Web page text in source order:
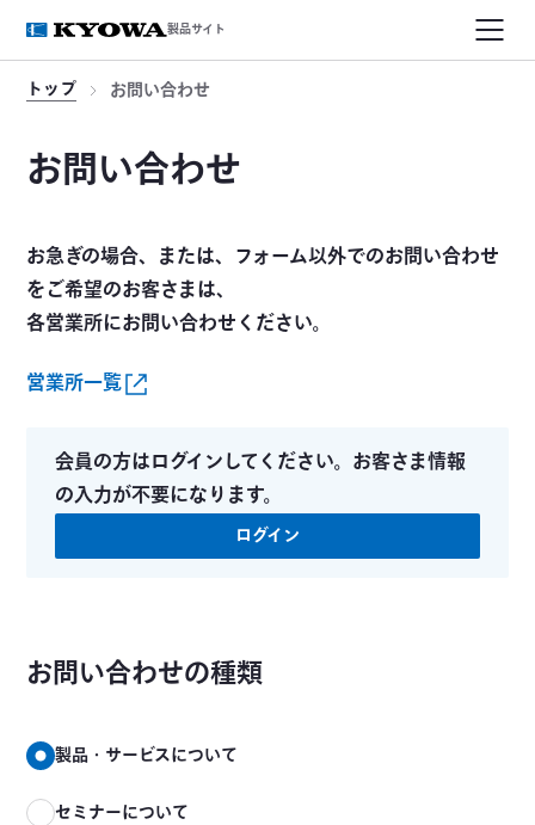
製品サイト
トップ お問い合わせ
お問い合わせ
お急ぎの場合、または、フォーム以外でのお問い合わせ
をご希望のお客さまは、
各営業所にお問い合わせください。
営業所一覧
会員の方はログインしてください。お客さま情報
の入力が不要になります。
ログイン
お問い合わせの種類
製品・サービスについて
セミナーについて